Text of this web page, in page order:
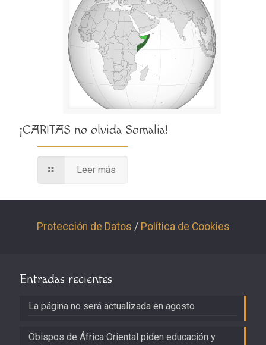
¡CARITAS no olvida Somalia!
Leer más
Protección de Datos / Política de Cookies
Entradas recientes
La página no será actualizada en agosto
Obispos de África Oriental piden educación y